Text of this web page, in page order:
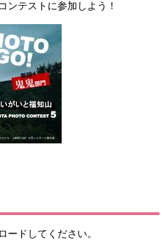
ンテストに参加しよう！
ードしてください。